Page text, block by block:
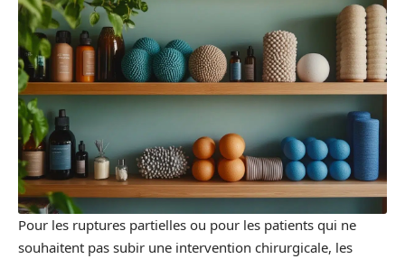
Pour les ruptures partielles ou pour les patients qui ne
souhaitent pas subir une intervention chirurgicale, les